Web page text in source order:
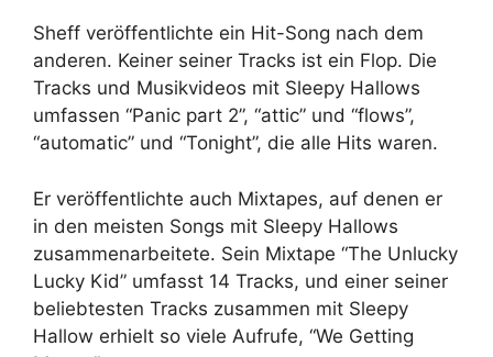
Sheff veröffentlichte ein Hit-Song nach dem
anderen. Keiner seiner Tracks ist ein Flop. Die
Tracks und Musikvideos mit Sleepy Hallows
umfassen “Panic part 2”, “attic” und “flows”,
“automatic” und “Tonight”, die alle Hits waren.
Er veröffentlichte auch Mixtapes, auf denen er
in den meisten Songs mit Sleepy Hallows
zusammenarbeitete. Sein Mixtape “The Unlucky
Lucky Kid” umfasst 14 Tracks, und einer seiner
beliebtesten Tracks zusammen mit Sleepy
Hallow erhielt so viele Aufrufe, “We Getting